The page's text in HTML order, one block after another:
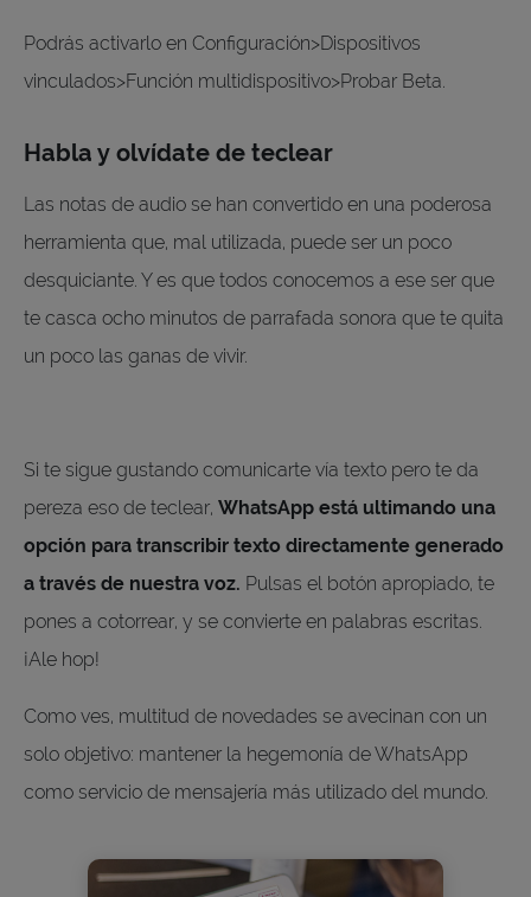
Podrás activarlo en Configuración>Dispositivos
vinculados>Función multidispositivo>Probar Beta.
Habla y olvídate de teclear
Las notas de audio se han convertido en una poderosa
herramienta que, mal utilizada, puede ser un poco
desquiciante. Y es que todos conocemos a ese ser que
te casca ocho minutos de parrafada sonora que te quita
un poco las ganas de vivir.
Si te sigue gustando comunicarte vía texto pero te da
pereza eso de teclear, WhatsApp está ultimando una
opción para transcribir texto directamente generado
a través de nuestra voz. Pulsas el botón apropiado, te
pones a cotorrear, y se convierte en palabras escritas.
¡Ale hop!
Como ves, multitud de novedades se avecinan con un
solo objetivo: mantener la hegemonía de WhatsApp
como servicio de mensajería más utilizado del mundo.